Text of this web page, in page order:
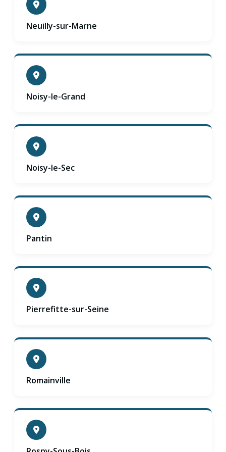
Neuilly-sur-Marne
Noisy-le-Grand
Noisy-le-Sec
Pantin
Pierrefitte-sur-Seine
Romainville